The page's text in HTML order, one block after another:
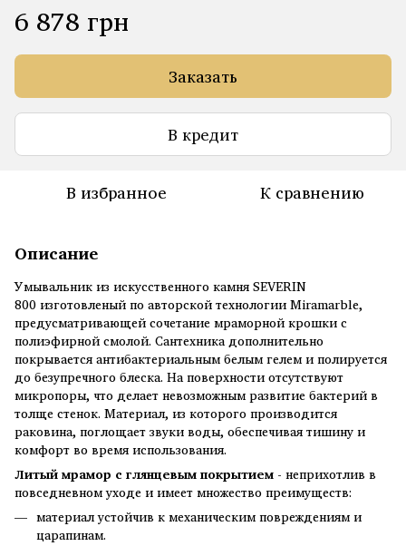
6 878 грн
Заказать
В кредит
В избранное К сравнению
Описание
Умывальник из искусственного камня SEVERIN
800 изготовленый ​​по авторской технологии Miramarble,
предусматривающей сочетание мраморной крошки с
полиэфирной смолой. Сантехника дополнительно
покрывается антибактериальным белым гелем и полируется
до безупречного блеска. На поверхности отсутствуют
микропоры, что делает невозможным развитие бактерий в
толще стенок. Материал, из которого производится
раковина, поглощает звуки воды, обеспечивая тишину и
комфорт во время использования.
Литый мрамор с глянцевым покрытием - неприхотлив в
повседневном уходе и имеет множество преимуществ:
материал устойчив к механическим повреждениям и
царапинам.